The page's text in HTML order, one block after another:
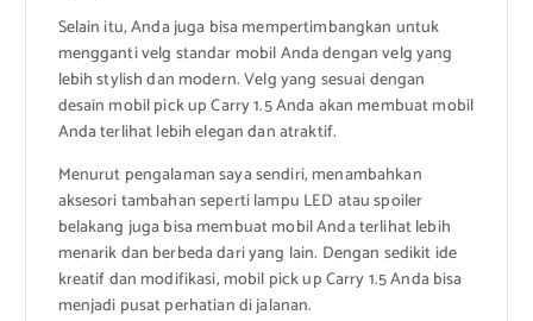
Selain itu, Anda juga bisa mempertimbangkan untuk
mengganti velg standar mobil Anda dengan velg yang
lebih stylish dan modern. Velg yang sesuai dengan
desain mobil pick up Carry 1.5 Anda akan membuat mobil
Anda terlihat lebih elegan dan atraktif.
Menurut pengalaman saya sendiri, menambahkan
aksesori tambahan seperti lampu LED atau spoiler
belakang juga bisa membuat mobil Anda terlihat lebih
menarik dan berbeda dari yang lain. Dengan sedikit ide
kreatif dan modifikasi, mobil pick up Carry 1.5 Anda bisa
menjadi pusat perhatian di jalanan.